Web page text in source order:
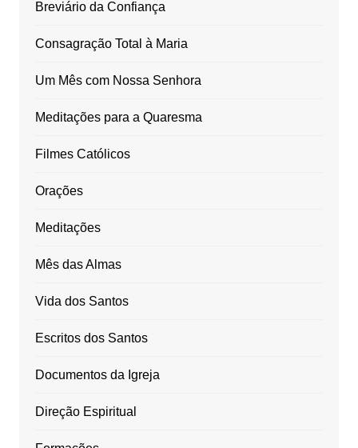
Breviário da Confiança
Consagração Total à Maria
Um Mês com Nossa Senhora
Meditações para a Quaresma
Filmes Católicos
Orações
Meditações
Mês das Almas
Vida dos Santos
Escritos dos Santos
Documentos da Igreja
Direção Espiritual